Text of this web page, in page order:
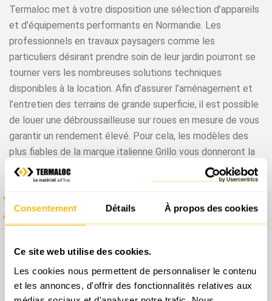
Consentement Détails À propos des cookies
Ce site web utilise des cookies.
Les cookies nous permettent de personnaliser le contenu
et les annonces, d'offrir des fonctionnalités relatives aux
Termaloc met à votre disposition une sélection d’appareils
et d’équipements performants en Normandie. Les
professionnels en travaux paysagers comme les
particuliers désirant prendre soin de leur jardin pourront se
tourner vers les nombreuses solutions techniques
disponibles à la location. Afin d’assurer l’aménagement et
l’entretien des terrains de grande superficie, il est possible
de louer une débroussailleuse sur roues en mesure de vous
garantir un rendement élevé. Pour cela, les modèles des
plus fiables de la marque italienne Grillo vous donneront la
certitude d’un travail bien fait en chaque occasion.
Les caractéristiques de l’appareil
Si vous souhaitez mener à bien des travaux d’ampleur en
débroussaillage, il vous faudra vous appuyer sur un
équipement plus efficace qu’une simple tondeuse ou